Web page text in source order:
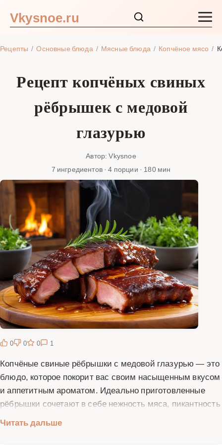
Vkysnoe.ru
Рецепты Основные блюда Мясные блюда Копчёное мясо
Рецепт копчёных свиных
рёбрышек с медовой
глазурью
Автор: Vkysnoe
7 ингредиентов · 4 порции · 180 мин
0 0 0 1
Копчёные свиные рёбрышки с медовой глазурью — это
блюдо, которое покорит вас своим насыщенным вкусом
и аппетитным ароматом. Идеально приготовленные
рёбрышки сочетают в себе нежность мяса, пикантность
станет настоящим украшением любого стола, будь то
Читать дальше